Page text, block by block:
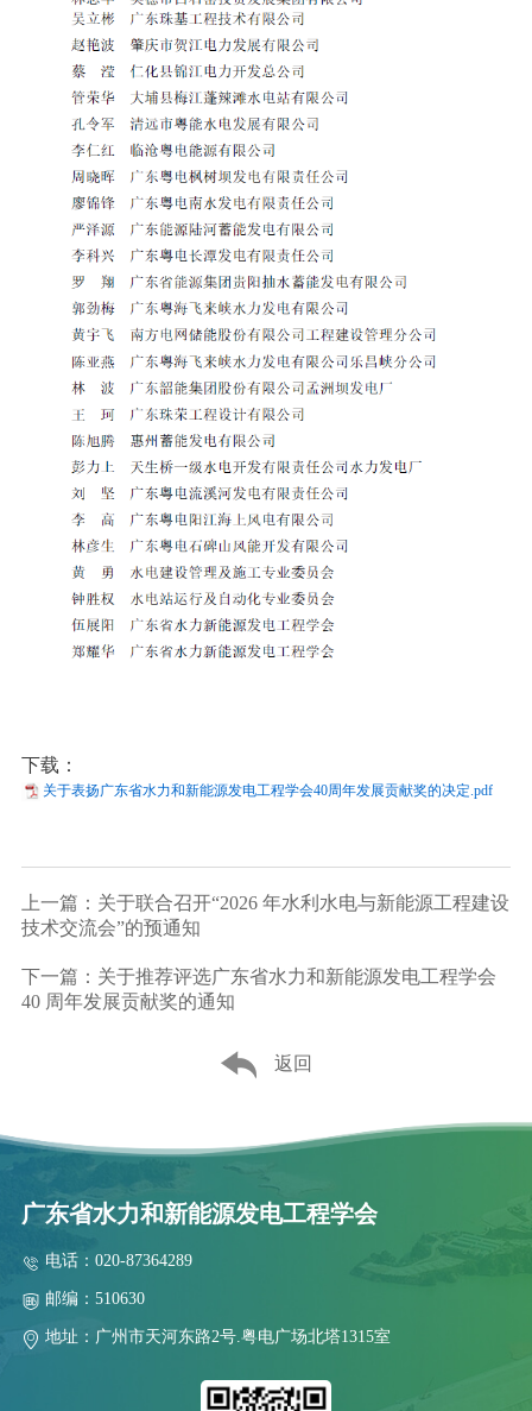
下载：
关于表扬广东省水力和新能源发电工程学会40周年发展贡献奖的决定.pdf
上一篇：关于联合召开“2026 年水利水电与新能源工程建设
技术交流会”的预通知
下一篇：关于推荐评选广东省水力和新能源发电工程学会
40 周年发展贡献奖的通知
返回
广东省水力和新能源发电工程学会
电话：020-87364289
邮编：510630
地址：广州市天河东路2号.粤电广场北塔1315室